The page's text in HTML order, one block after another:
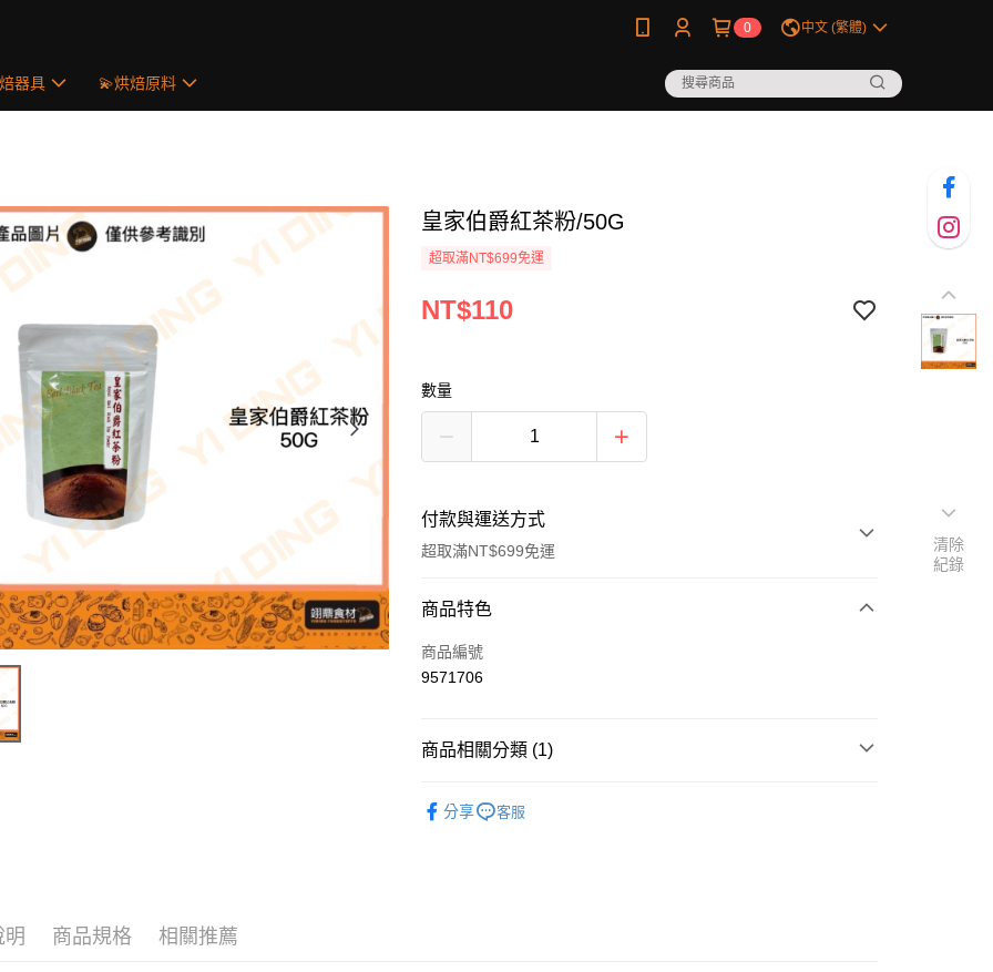
0 中文 (繁體)
器具 💫烘焙原料
皇家伯爵紅茶粉/50G
超取滿NT$699免運
NT$110
數量
付款與運送方式
超取滿NT$699免運
付款方式
信用卡一次付款
運送方式
• 付款後全家取貨
商品特色
商品編號
9571706
商品相關分類 (1)
分享
客服
明 商品規格 相關推薦
清除
紀錄